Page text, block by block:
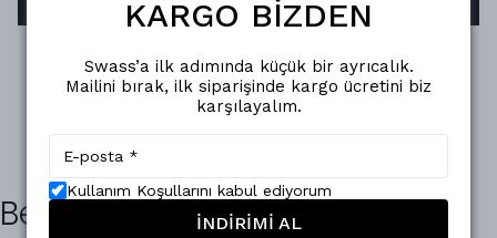
Benzer Ürünler
KARGO BİZDEN
Swass’a ilk adımında küçük bir ayrıcalık.
Mailini bırak, ilk siparişinde kargo ücretini biz
karşılayalım.
Kullanım Koşullarını kabul ediyorum
İNDİRİMİ AL